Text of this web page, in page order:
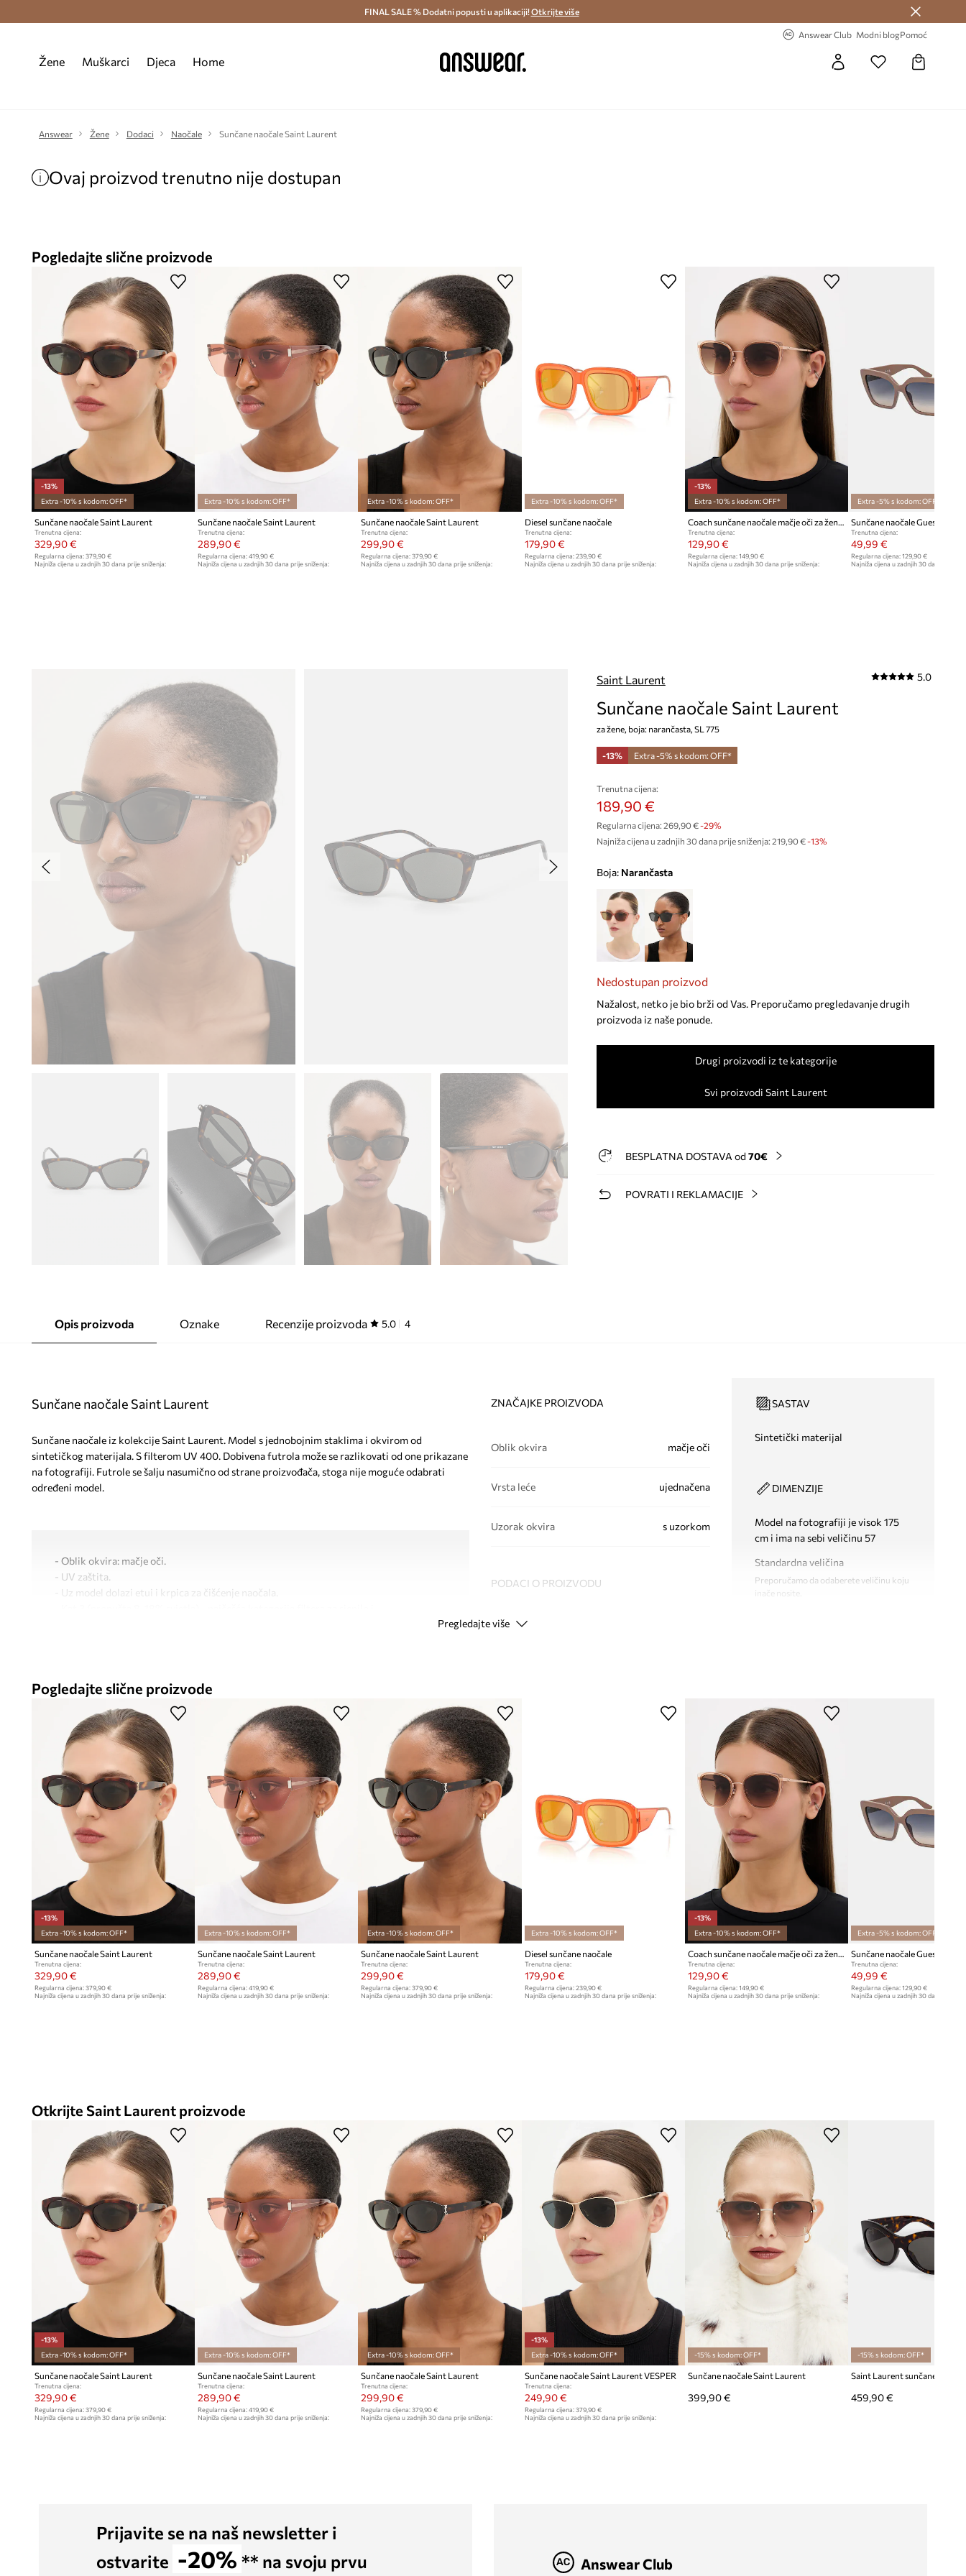
Besplatna dostava i povrat (od 70€) > Dostava u roku 48 sati >
FINAL SALE % Dodatni popusti u aplikaciji!Otkrijte više
Answear Club Modni blogPomoć
Žene Muškarci Djeca Home
Answear Žene Dodaci Naočale Sunčane naočale Saint Laurent
Ovaj proizvod trenutno nije dostupan
Pogledajte slične proizvode
-13%
Extra -10% s kodom: OFF*
Sunčane naočale Saint Laurent
Trenutna cijena:
329,90 €
Regularna cijena: 379,90 €
Najniža cijena u zadnjih 30 dana prije sniženja:
Extra -10% s kodom: OFF*
Sunčane naočale Saint Laurent
Trenutna cijena:
289,90 €
Regularna cijena:419,90 €
Najniža cijena u zadnjih 30 dana prije sniženja:
Extra -10% s kodom: OFF*
Sunčane naočale Saint Laurent
Trenutna cijena:
299,90 €
Regularna cijena: 379,90 €
Najniža cijena u zadnjih 30 dana prije sniženja:
Extra -10% s kodom: OFF*
Diesel sunčane naočale
Trenutna cijena:
179,90 €
Regularna cijena: 239,90 €
Najniža cijena u zadnjih 30 dana prije sniženja:
-13%
Extra -10% s kodom: OFF*
Coach sunčane naočale mačje oči za žene
Trenutna cijena:
129,90 €
Regularna cijena:149,90 €
Najniža cijena u zadnjih 30 dana prije sniženja:
Extra -5% s kodom: OFF*
Sunčane naočale Guess
Trenutna cijena:
49,99 €
Regularna cijena: 129,90 €
Najniža cijena u zadnjih 30 dana prije
Saint Laurent 5.0
Sunčane naočale Saint Laurent
za žene, boja: narančasta, SL 775
-13% Extra -5% s kodom: OFF*
Trenutna cijena:
189,90 €
Regularna cijena: 269,90 €-29%
Najniža cijena u zadnjih 30 dana prije sniženja: 219,90 € -13%
Boja: narančasta
Nedostupan proizvod
Nažalost, netko je bio brži od Vas. Preporučamo pregledavanje drugih
proizvoda iz naše ponude.
Drugi proizvodi iz te kategorije
Svi proizvodi Saint Laurent
BESPLATNA DOSTAVA od 70€
POVRATI I REKLAMACIJE
Opis proizvoda Oznake Recenzije proizvoda 5.0 4
Sunčane naočale Saint Laurent
Sunčane naočale iz kolekcije Saint Laurent. Model s jednobojnim staklima i okvirom od
sintetičkog materijala. S filterom UV 400. Dobivena futrola može se razlikovati od one prikazane
na fotografiji. Futrole se šalju nasumično od strane proizvođača, stoga nije moguće odabrati
određeni model.
- Oblik okvira: mačje oči.
- UV zaštita.
- Uz model dolazi etui i krpica za čišćenje naočala.
ZNAČAJKE PROIZVODA
Oblik okvira mačje oči
Vrsta leće ujednačena
Uzorak okvira s uzorkom
PODACI O PROIZVODU
Kod proizvođača
Boja narančasta
Modna marka
ID Proizvoda
SASTAV
Sintetički materijal
DIMENZIJE
Model na fotografiji je visok 175
cm i ima na sebi veličinu 57
Standardna veličina
Preporučamo da odaberete veličinu koju
Polaritet
Pregledajte više
Pogledajte slične proizvode
-13%
Extra -10% s kodom: OFF*
Sunčane naočale Saint Laurent
Trenutna cijena:
329,90 €
Regularna cijena: 379,90 €
Najniža cijena u zadnjih 30 dana prije sniženja:
Extra -10% s kodom: OFF*
Sunčane naočale Saint Laurent
Trenutna cijena:
289,90 €
Regularna cijena:419,90 €
Najniža cijena u zadnjih 30 dana prije sniženja:
Extra -10% s kodom: OFF*
Sunčane naočale Saint Laurent
Trenutna cijena:
299,90 €
Regularna cijena: 379,90 €
Najniža cijena u zadnjih 30 dana prije sniženja:
Extra -10% s kodom: OFF*
Diesel sunčane naočale
Trenutna cijena:
179,90 €
Regularna cijena: 239,90 €
Najniža cijena u zadnjih 30 dana prije sniženja:
-13%
Extra -10% s kodom: OFF*
Trenutna cijena:
129,90 €
Regularna cijena:149,90 €
Najniža cijena u zadnjih 30 dana prije sniženja:
Extra -5% s kodom: OFF*
Sunčane naočale Guess
Trenutna cijena:
49,99 €
Regularna cijena: 129,90 €
Najniža cijena u zadnjih 30 dana prije
Otkrijte Saint Laurent proizvode
-13%
Extra -10% s kodom: OFF*
Sunčane naočale Saint Laurent
Trenutna cijena:
329,90 €
Regularna cijena: 379,90 €
Najniža cijena u zadnjih 30 dana prije sniženja:
Extra -10% s kodom: OFF*
Sunčane naočale Saint Laurent
Trenutna cijena:
289,90 €
Regularna cijena:419,90 €
Najniža cijena u zadnjih 30 dana prije sniženja:
Extra -10% s kodom: OFF*
Sunčane naočale Saint Laurent
Trenutna cijena:
299,90 €
Regularna cijena: 379,90 €
Najniža cijena u zadnjih 30 dana prije sniženja:
-13%
Extra -10% s kodom: OFF*
Sunčane naočale Saint Laurent VESPER
Trenutna cijena:
249,90 €
Regularna cijena: 379,90 €
Najniža cijena u zadnjih 30 dana prije sniženja:
-15% s kodom: OFF*
Sunčane naočale Saint Laurent
399,90 €
-15% s kodom: OFF*
Saint Laurent sunčane
459,90 €
Prijavite se na naš newsletter i
ostvarite -20% ** na svoju prvu
Answear Club